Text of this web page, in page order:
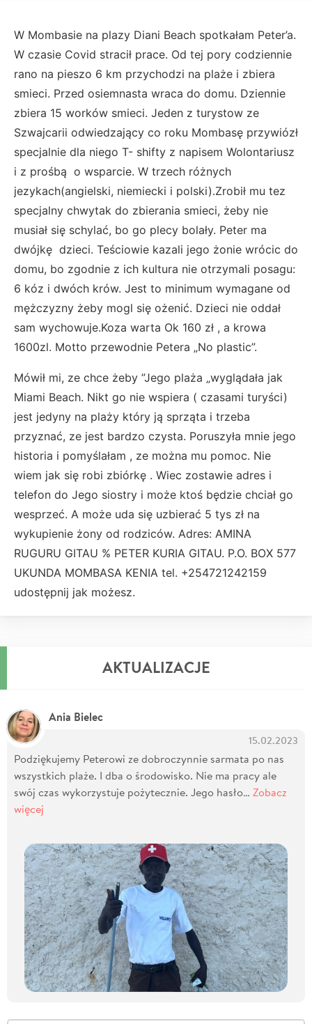
W Mombasie na plazy Diani Beach spotkałam Peter’a.
W czasie Covid stracił prace. Od tej pory codziennie
rano na pieszo 6 km przychodzi na plaże i zbiera
smieci. Przed osiemnasta wraca do domu. Dziennie
zbiera 15 worków smieci. Jeden z turystow ze
Szwajcarii odwiedzający co roku Mombasę przywiózł
specjalnie dla niego T- shifty z napisem Wolontariusz
i z prośbą o wsparcie. W trzech różnych
jezykach(angielski, niemiecki i polski).Zrobił mu tez
specjalny chwytak do zbierania smieci, żeby nie
musiał się schylać, bo go plecy bolały. Peter ma
dwójkę dzieci. Teściowie kazali jego żonie wrócic do
domu, bo zgodnie z ich kultura nie otrzymali posagu:
6 kóz i dwóch krów. Jest to minimum wymagane od
mężczyzny żeby mogl się ożenić. Dzieci nie oddał
sam wychowuje.Koza warta Ok 160 zł , a krowa
1600zl. Motto przewodnie Petera „No plastic”.
Mówił mi, ze chce żeby ”Jego plaża „wyglądała jak
Miami Beach. Nikt go nie wspiera ( czasami turyści)
jest jedyny na plaży który ją sprząta i trzeba
przyznać, ze jest bardzo czysta. Poruszyła mnie jego
historia i pomyślałam , ze można mu pomoc. Nie
wiem jak się robi zbiórkę . Wiec zostawie adres i
telefon do Jego siostry i może ktoś będzie chciał go
wesprzeć. A może uda się uzbierać 5 tys zł na
wykupienie żony od rodziców. Adres: AMINA
RUGURU GITAU % PETER KURIA GITAU. P.O. BOX 577
UKUNDA MOMBASA KENIA tel. +254721242159
udostępnij jak możesz.
AKTUALIZACJE
Ania Bielec
15.02.2023
Podziękujemy Peterowi ze dobroczynnie sarmata po nas
wszystkich plaże. I dba o środowisko. Nie ma pracy ale
swój czas wykorzystuje pożytecznie. Jego hasło… Zobacz
więcej